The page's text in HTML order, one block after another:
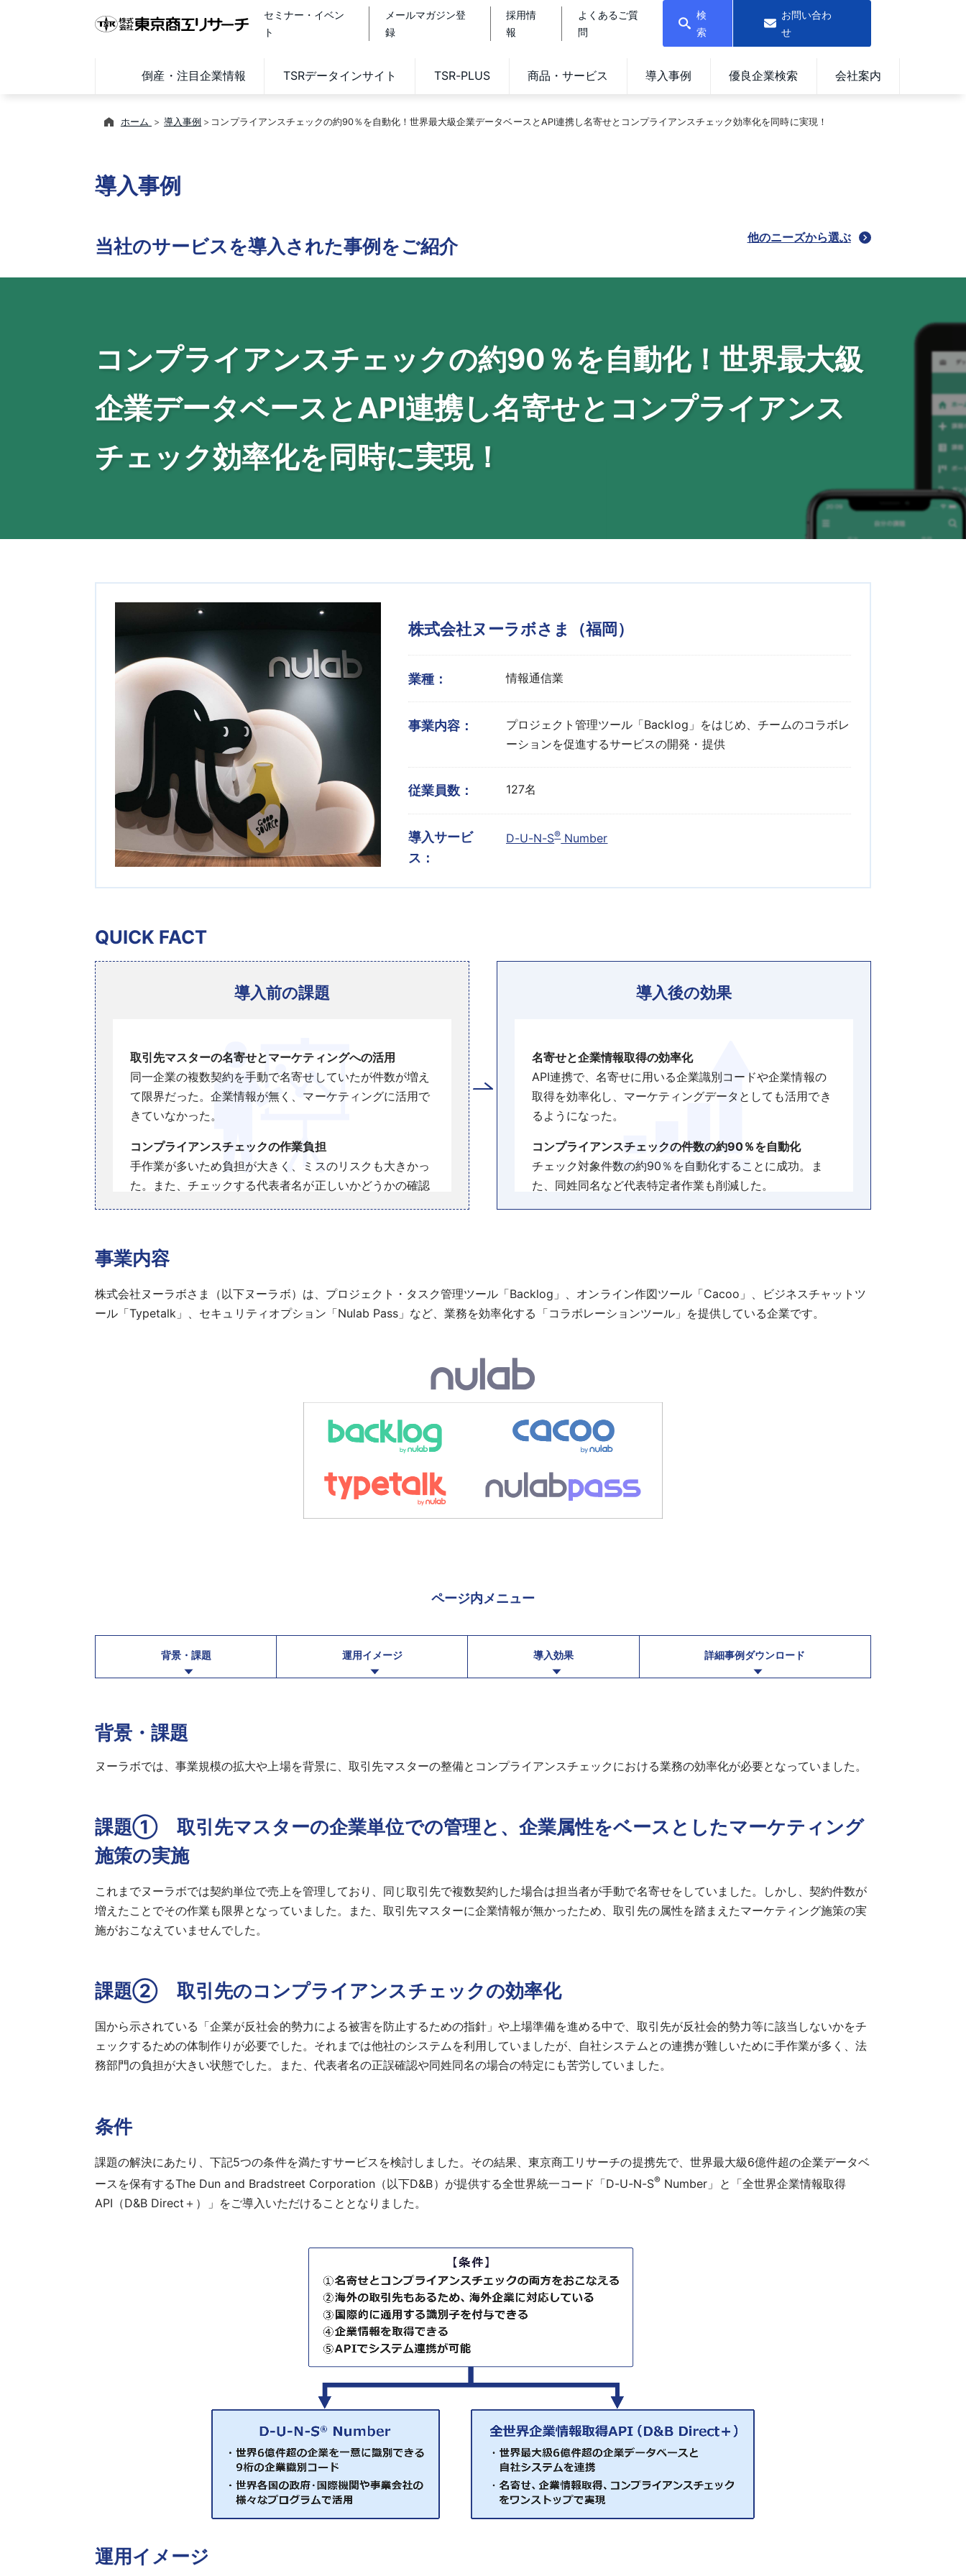
セミナー・イベン
ト
メールマガジン登
録
採用情
報
よくあるご質
問
検
索
お問い合わ
せ
倒産・注目企業情報 TSRデータインサイト TSR-PLUS 商品・サービス 導入事例 優良企業検索 会社案内
ホーム 導入事例 コンプライアンスチェックの約90％を自動化！世界最大級企業データベースとAPI連携し名寄せとコンプライアンスチェック効率化を同時に実現！
導入事例
当社のサービスを導入された事例をご紹介 他のニーズから選ぶ
コンプライアンスチェックの約90％を自動化！世界最大級
企業データベースとAPI連携し名寄せとコンプライアンス
チェック効率化を同時に実現！
株式会社ヌーラボさま（福岡）
業種： 情報通信業
事業内容：
プロジェクト管理ツール「Backlog」をはじめ、チームのコラボレ
ーションを促進するサービスの開発・提供
従業員数： 127名
導入サービ
ス：
D-U-N-S®Number
QUICK FACT
導入前の課題
取引先マスターの名寄せとマーケティングへの活用
同一企業の複数契約を手動で名寄せしていたが件数が増え
て限界だった。企業情報が無く、マーケティングに活用で
きていなかった。
コンプライアンスチェックの作業負担
手作業が多いため負担が大きく、ミスのリスクも大きかっ
た。また、チェックする代表者名が正しいかどうかの確認
導入後の効果
名寄せと企業情報取得の効率化
API連携で、名寄せに用いる企業識別コードや企業情報の
取得を効率化し、マーケティングデータとしても活用でき
るようになった。
コンプライアンスチェックの件数の約90％を自動化
チェック対象件数の約90％を自動化することに成功。ま
た、同姓同名など代表特定者作業も削減した。
事業内容
株式会社ヌーラボさま（以下ヌーラボ）は、プロジェクト・タスク管理ツール「Backlog」、オンライン作図ツール「Cacoo」、ビジネスチャットツ
ール「Typetalk」、セキュリティオプション「Nulab Pass」など、業務を効率化する「コラボレーションツール」を提供している企業です。
ページ内メニュー
背景・課題 運用イメージ 導入効果 詳細事例ダウンロード
背景・課題
ヌーラボでは、事業規模の拡大や上場を背景に、取引先マスターの整備とコンプライアンスチェックにおける業務の効率化が必要となっていました。
課題① 取引先マスターの企業単位での管理と、企業属性をベースとしたマーケティング
施策の実施
これまでヌーラボでは契約単位で売上を管理しており、同じ取引先で複数契約した場合は担当者が手動で名寄せをしていました。しかし、契約件数が
増えたことでその作業も限界となっていました。また、取引先マスターに企業情報が無かったため、取引先の属性を踏まえたマーケティング施策の実
施がおこなえていませんでした。
課題② 取引先のコンプライアンスチェックの効率化
国から示されている「企業が反社会的勢力による被害を防止するための指針」や上場準備を進める中で、取引先が反社会的勢力等に該当しないかをチ
ェックするための体制作りが必要でした。それまでは他社のシステムを利用していましたが、自社システムとの連携が難しいために手作業が多く、法
務部門の負担が大きい状態でした。また、代表者名の正誤確認や同姓同名の場合の特定にも苦労していました。
条件
課題の解決にあたり、下記5つの条件を満たすサービスを検討しました。その結果、東京商工リサーチの提携先で、世界最大級6億件超の企業データベ
ースを保有するThe Dun and Bradstreet Corporation（以下D&B）が提供する全世界統一コード「D-U-N-S® Number」と「全世界企業情報取得
API（D&B Direct＋）」をご導入いただけることとなりました。
運用イメージ